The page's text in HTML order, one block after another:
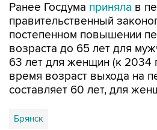
Ранее Госдума приняла в
правительственный
постепенном повышении
возраста до 65 лет для
63 лет для женщин (к 2034
время возраст выхода на
составляет 60 лет, для
Брянск